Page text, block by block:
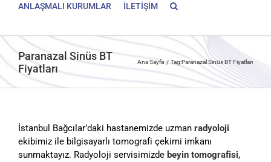
ANLAŞMALI KURUMLAR İLETİŞİM
Paranazal Sinüs BT
Fiyatları
Ana Sayfa Tag:Paranazal Sinüs BT Fiyatları
İstanbul Bağcılar’daki hastanemizde uzman radyoloji
ekibimiz ile bilgisayarlı tomografi çekimi imkanı
sunmaktayız. Radyoloji servisimizde beyin tomografisi,